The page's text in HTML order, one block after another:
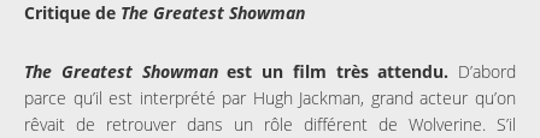
Critique de The Greatest Showman
The Greatest Showmanest un film très attendu. D’abord
parce qu’il est interprété par Hugh Jackman, grand acteur qu’on
rêvait de retrouver dans un rôle différent de Wolverine. S’il